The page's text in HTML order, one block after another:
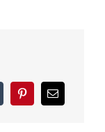
Tumblr PinterestEmail